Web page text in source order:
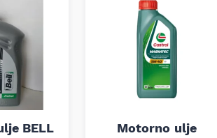
D4741)
D97)
D92)
BELL
Motorno ulje